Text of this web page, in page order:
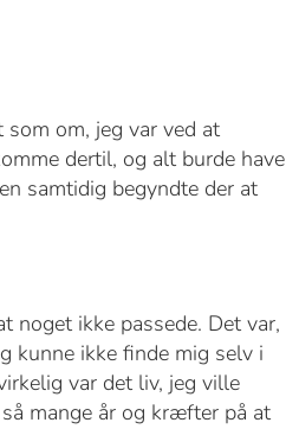
om, jeg var ved at
dertil, og alt burde have
samtidig begyndte der at
noget ikke passede. Det var,
kunne ikke finde mig selv i
var det liv, jeg ville
mange år og kræfter på at